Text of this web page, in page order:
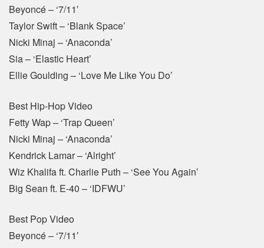
Beyoncé – ‘7/11′
Taylor Swift – ‘Blank Space’
Nicki Minaj – ‘Anaconda’
Sia – ‘Elastic Heart’
Ellie Goulding – ‘Love Me Like You Do’
Best Hip-Hop Video
Fetty Wap – ‘Trap Queen’
Nicki Minaj – ‘Anaconda’
Kendrick Lamar – ‘Alright’
Wiz Khalifa ft. Charlie Puth – ‘See You Again’
Big Sean ft. E-40 – ‘IDFWU’
Best Pop Video
Beyoncé – ‘7/11′